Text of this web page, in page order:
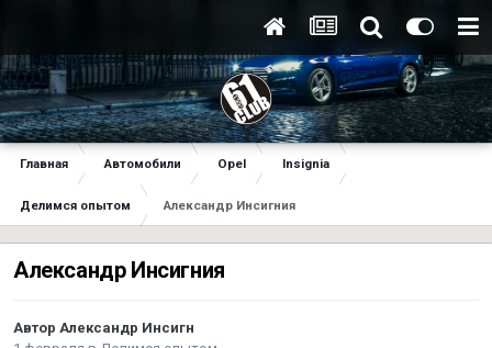
Главная Автомобили Opel Insignia
Делимся опытом Александр Инсигния
Александр Инсигния
Автор Александр Инсигн